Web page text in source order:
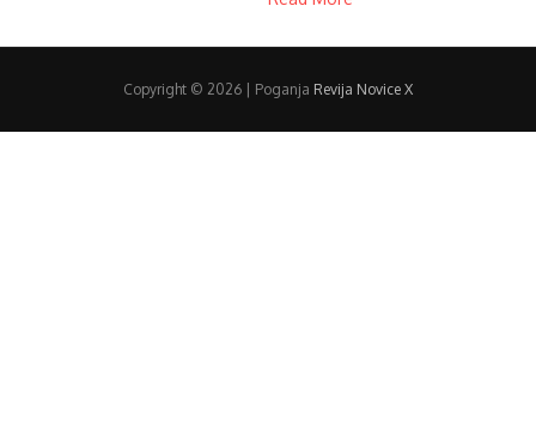
Copyright © 2026 | Poganja Revija Novice X